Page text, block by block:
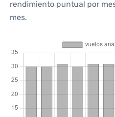
rendimiento puntual por
mes.